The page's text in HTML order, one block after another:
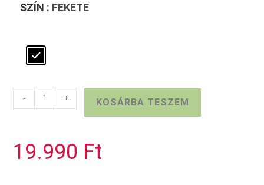
SZÍN : FEKETE
fekete
mennyiség
- + KOSÁRBA TESZEM
19.990 Ft